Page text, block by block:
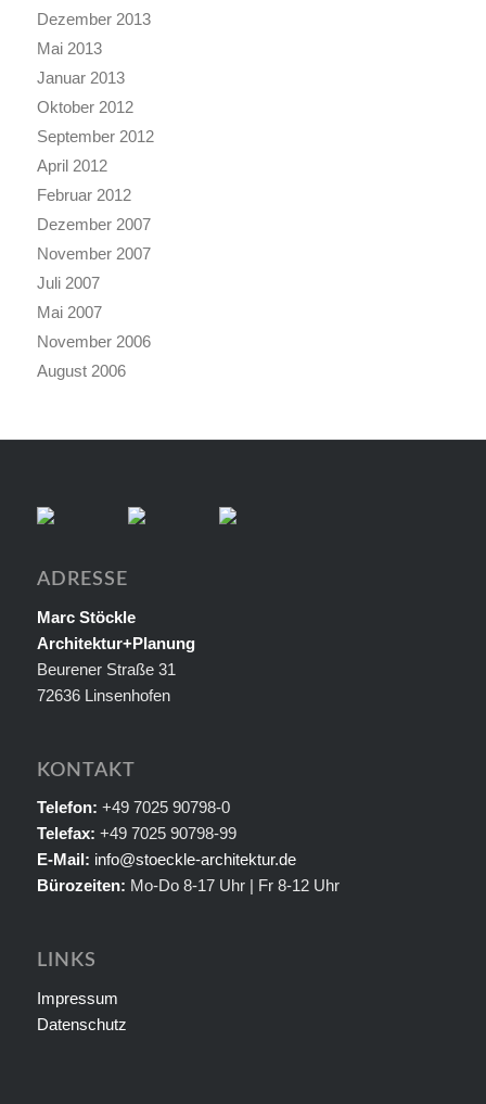
Dezember 2013
Mai 2013
Januar 2013
Oktober 2012
September 2012
April 2012
Februar 2012
Dezember 2007
November 2007
Juli 2007
Mai 2007
November 2006
August 2006
ADRESSE
Marc Stöckle
Architektur+Planung
Beurener Straße 31
72636 Linsenhofen
KONTAKT
Telefon: +49 7025 90798-0
Telefax: +49 7025 90798-99
E-Mail: info@stoeckle-architektur.de
Bürozeiten: Mo-Do 8-17 Uhr | Fr 8-12 Uhr
LINKS
Impressum
Datenschutz